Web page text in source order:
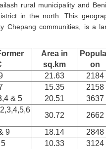
rural municipality and
in the north. This
Chepang communities, is a
Area in
sq.km
on
21.63
2184
15.35
2158
& 5 20.51
3637
30.72
2662
9 18.14
2848
10.33
3124